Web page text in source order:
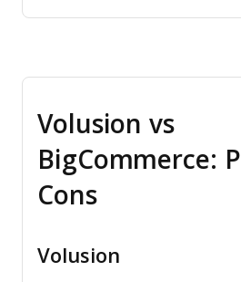
Volusion vs
BigCommerce:
Cons
Volusion